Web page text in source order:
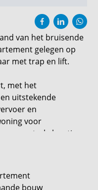
van het bruisende
gelegen op
met trap en lift.
met het
uitstekende
en
voor
centrale locatie
een bezichtiging
te ontdekken!
bouw